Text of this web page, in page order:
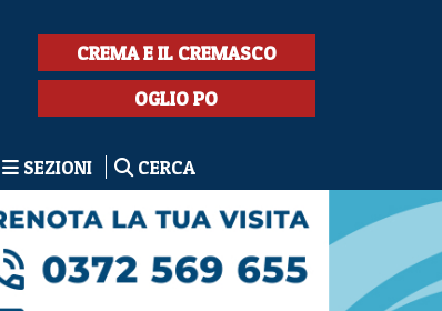
CREMA E IL CREMASCO
OGLIO PO
SEZIONI CERCA